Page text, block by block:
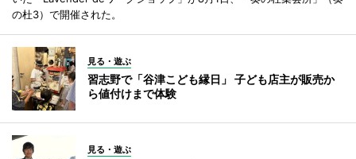
の杜3）で開催された。
見る・遊ぶ
習志野で「谷津こども縁日」 子ども店主が販売か
ら値付けまで体験
見る・遊ぶ